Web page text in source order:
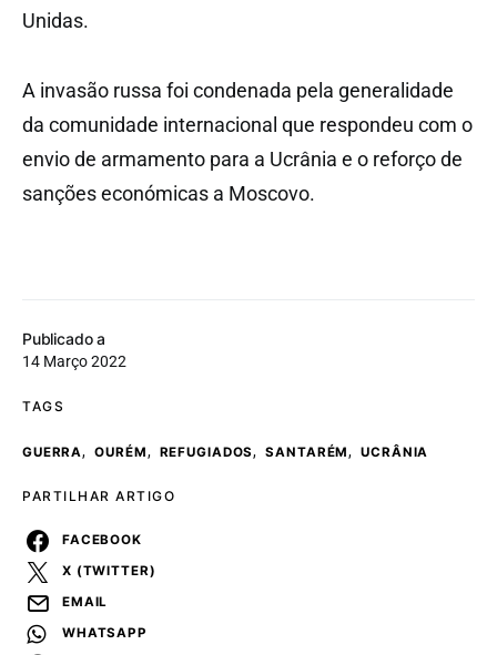
Publicado a
14 Março 2022
TAGS
GUERRA, OURÉM, REFUGIADOS, SANTARÉM, UCRÂNIA
PARTILHAR ARTIGO
FACEBOOK
X (TWITTER)
EMAIL
WHATSAPP
Unidas.
A invasão russa foi condenada pela generalidade
da comunidade internacional que respondeu com o
envio de armamento para a Ucrânia e o reforço de
sanções económicas a Moscovo.